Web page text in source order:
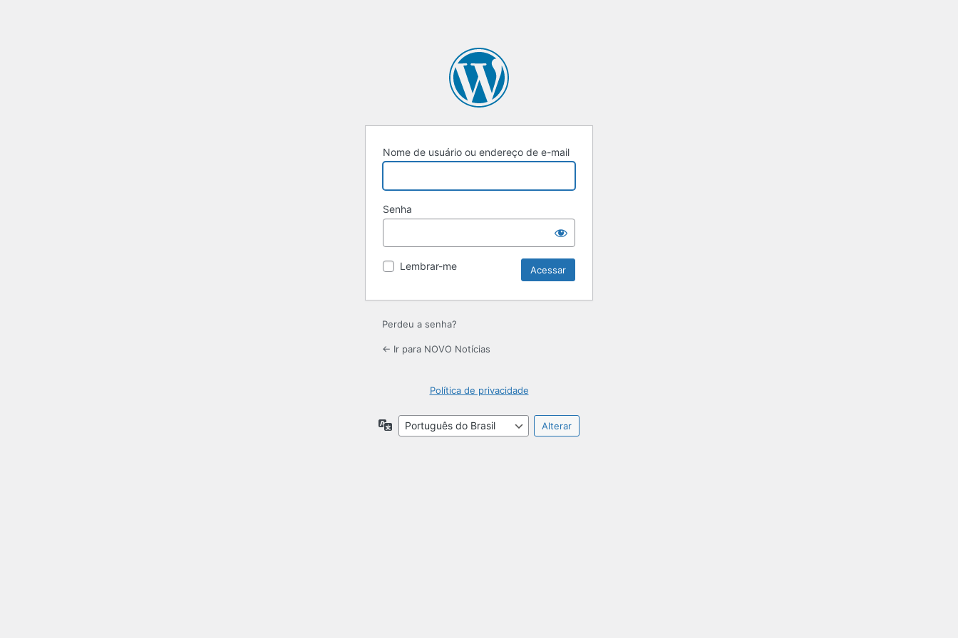
Nome de usuário ou endereço de e-mail
Senha
Lembrar-me
Perdeu a senha?
← Ir para NOVO Notícias
Política de privacidade
Idioma